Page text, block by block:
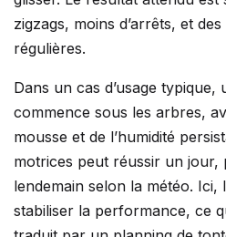
zigzags, moins d’arrêts, et
régulières.
Dans un cas d’usage
commence sous les arbres,
mousse et de l’humidité
motrices peut réussir un jour,
lendemain selon la météo. Ici,
stabiliser la performance, ce